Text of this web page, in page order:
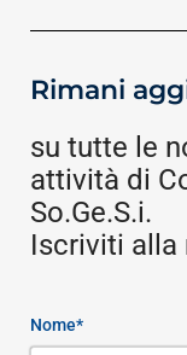
Rimani
su tutte le
attività di
So.Ge.S.i.
Iscriviti alla
Nome*